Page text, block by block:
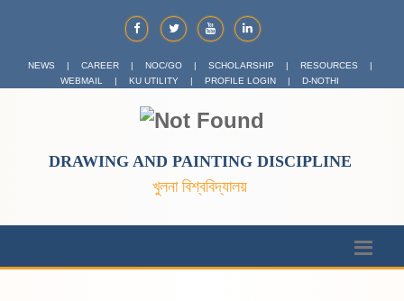
NEWS | CAREER | NOC/GO | SCHOLARSHIP | RESOURCES
|
WEBMAIL
| KU UTILITY | PROFILE LOGIN | D-NOTHI
DRAWING AND PAINTING DISCIPLINE
খুলনা বিশ্ববিদ্যালয়